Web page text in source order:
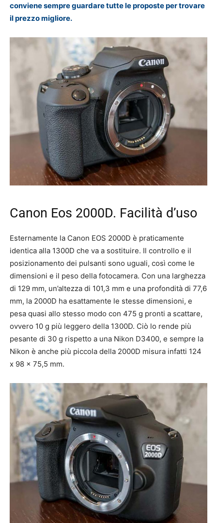
conviene sempre guardare tutte le proposte per trovare
il prezzo migliore.
Canon Eos 2000D. Facilità d’uso
Esternamente la Canon EOS 2000D è praticamente
identica alla 1300D che va a sostituire. Il controllo e il
posizionamento dei pulsanti sono uguali, così come le
dimensioni e il peso della fotocamera. Con una larghezza
di 129 mm, un’altezza di 101,3 mm e una profondità di 77,6
mm, la 2000D ha esattamente le stesse dimensioni, e
pesa quasi allo stesso modo con 475 g pronti a scattare,
ovvero 10 g più leggero della 1300D. Ciò lo rende più
pesante di 30 g rispetto a una Nikon D3400, e sempre la
Nikon è anche più piccola della 2000D misura infatti 124
x 98 x 75,5 mm.